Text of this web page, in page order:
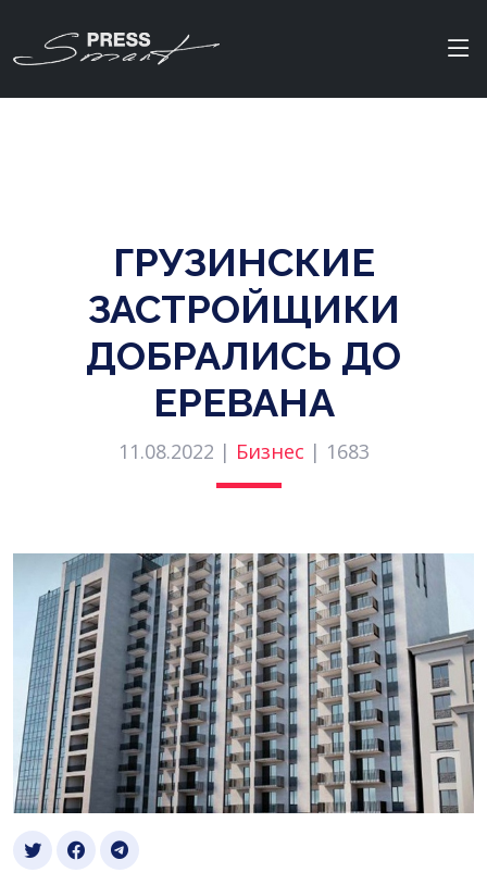
ГРУЗИНСКИЕ
ЗАСТРОЙЩИКИ
ДОБРАЛИСЬ ДО
ЕРЕВАНА
11.08.2022 | Бизнес | 1683